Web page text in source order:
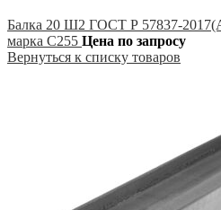
Балка 20 Ш2 ГОСТ Р 57837-
марка С255 Цена по запросу
Вернуться к списку товаров